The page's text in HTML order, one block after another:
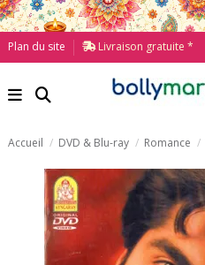
Plan du site Livraison gratuite *
Accueil DVD & Blu-ray Romance